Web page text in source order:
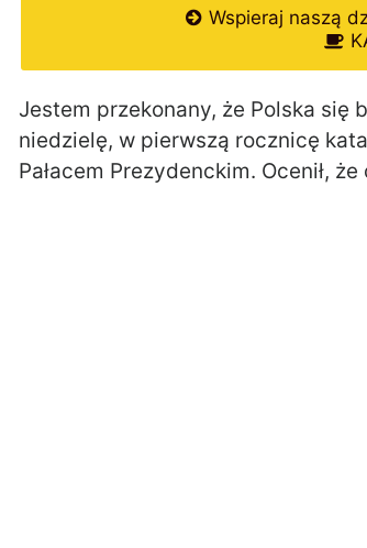
Wspieraj naszą
Jestem przekonany, że Polska się
niedzielę, w pierwszą rocznicę
Pałacem Prezydenckim. Ocenił,